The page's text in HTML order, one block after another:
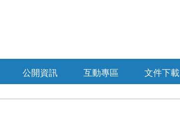
公開資訊 互動專區 文件下載